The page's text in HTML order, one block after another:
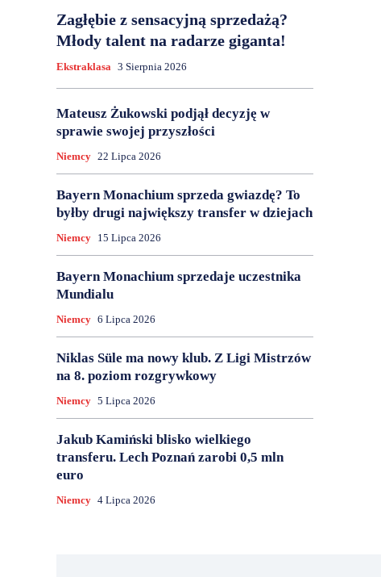
Zagłębie z sensacyjną sprzedażą?
Młody talent na radarze giganta!
Ekstraklasa 3 Sierpnia 2026
Mateusz Żukowski podjął decyzję w
sprawie swojej przyszłości
Niemcy 22 Lipca 2026
Bayern Monachium sprzeda gwiazdę? To
byłby drugi największy transfer w dziejach
Niemcy 15 Lipca 2026
Bayern Monachium sprzedaje uczestnika
Mundialu
Niemcy 6 Lipca 2026
Niklas Süle ma nowy klub. Z Ligi Mistrzów
na 8. poziom rozgrywkowy
Niemcy 5 Lipca 2026
Jakub Kamiński blisko wielkiego
transferu. Lech Poznań zarobi 0,5 mln
euro
Niemcy 4 Lipca 2026